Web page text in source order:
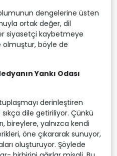
dengelerine üsten
ortak değer, dil
siyasetçi kaybetmeye
olmuştur, böyle de
Yankı Odası
derinleştiren
dile getiriliyor. Çünkü
bireylere, yalnızca kendi
öne çıkararak sunuyor,
oluşturuyor. Şöylede